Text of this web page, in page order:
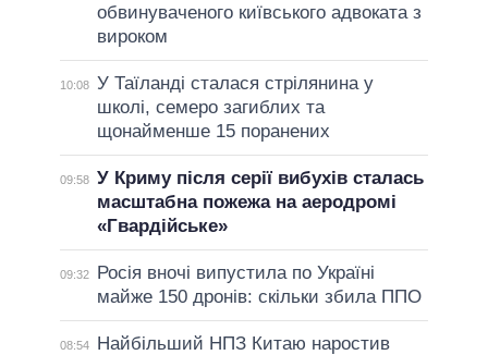
обвинуваченого київського адвоката з
вироком
10:08 У Таїланді сталася стрілянина у
школі, семеро загиблих та
щонайменше 15 поранених
09:58 У Криму після серії вибухів сталась
масштабна пожежа на аеродромі
«Гвардійське»
09:32
Росія вночі випустила по Україні
майже 150 дронів: скільки збила ППО
08:54
Найбільший НПЗ Китаю наростив